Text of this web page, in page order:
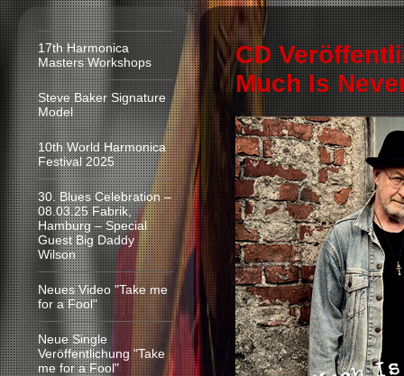
17th Harmonica
Masters Workshops
Steve Baker Signature
Model
10th World Harmonica
Festival 2025
30. Blues Celebration –
08.03.25 Fabrik,
Hamburg – Special
Guest Big Daddy
Wilson
Neues Video "Take me
for a Fool"
Neue Single
Veröffentlichung "Take
me for a Fool"
CD
Much Is